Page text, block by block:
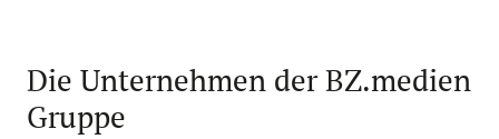
Die Unternehmen der BZ.medien
Gruppe